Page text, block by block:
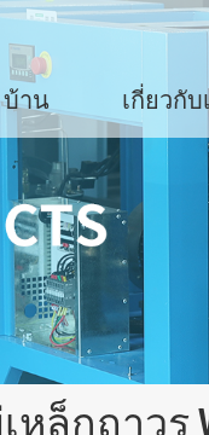
บ้าน เกี่ยวกับ
ล็กถาวร